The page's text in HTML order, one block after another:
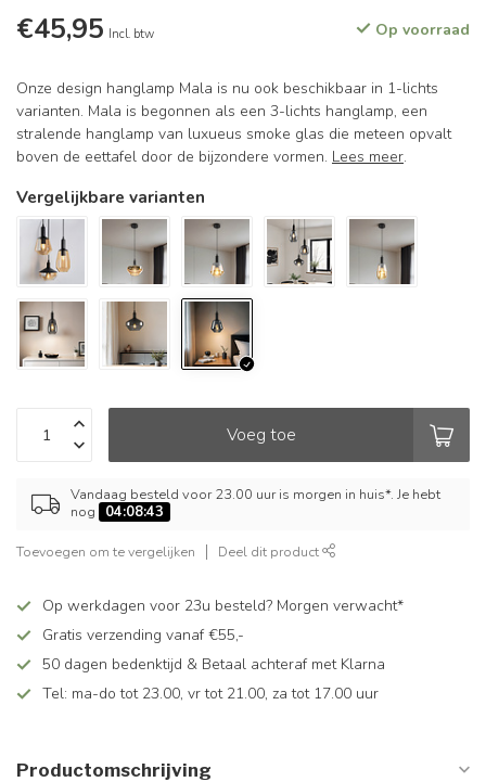
€45,95 Incl. btw Op voorraad
Onze design hanglamp Mala is nu ook beschikbaar in 1-lichts
varianten. Mala is begonnen als een 3-lichts hanglamp, een
stralende hanglamp van luxueus smoke glas die meteen opvalt
boven de eettafel door de bijzondere vormen. Lees meer.
Vergelijkbare varianten
Voeg toe
Vandaag besteld voor 23.00 uur is morgen in huis*. Je hebt
nog
04:08:42
Toevoegen om te vergelijken Deel dit product
Op werkdagen voor 23u besteld? Morgen verwacht*
Gratis verzending vanaf €55,-
50 dagen bedenktijd & Betaal achteraf met Klarna
Tel: ma-do tot 23.00, vr tot 21.00, za tot 17.00 uur
Productomschrijving